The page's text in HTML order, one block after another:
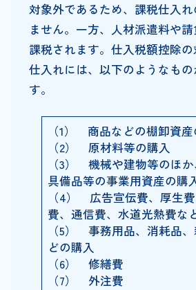
対象外であるため、課税仕入れ
ません。一方、人材派遣料や
課税されます。仕入税額控除
仕入れには、以下のようなも
す。
（1） 商品などの棚卸資
（2） 原材料等の購入
（3） 機械や建物等のほ
具備品等の事業用資産の購
（4） 広告宣伝費、厚生
費、通信費、水道光熱費な
（5） 事務用品、消耗品
どの購入
（6） 修繕費
（7） 外注費